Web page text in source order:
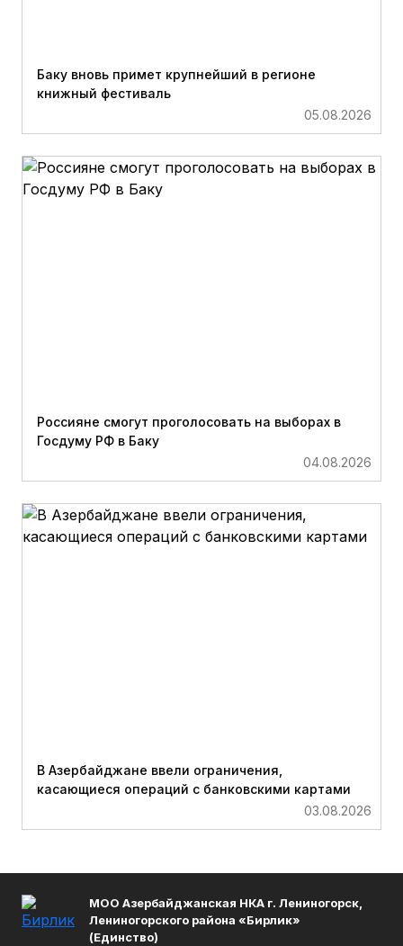
Баку вновь примет крупнейший в регионе
книжный фестиваль
05.08.2026
Россияне смогут проголосовать на выборах в
Госдуму РФ в Баку
04.08.2026
В Азербайджане ввели ограничения,
касающиеся операций с банковскими картами
03.08.2026
МОО Азербайджанская НКА г. Лениногорск,
Лениногорского района «Бирлик»
(Единство)